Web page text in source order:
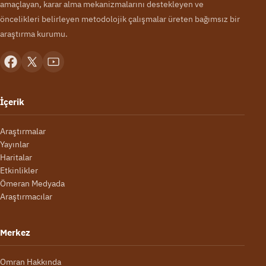
amaçlayan, karar alma mekanizmalarını destekleyen ve
öncelikleri belirleyen metodolojik çalışmalar üreten bağımsız bir
araştırma kurumu.
İçerik
Araştırmalar
Yayınlar
Haritalar
Etkinlikler
Ömeran Medyada
Araştırmacılar
Merkez
Omran Hakkında